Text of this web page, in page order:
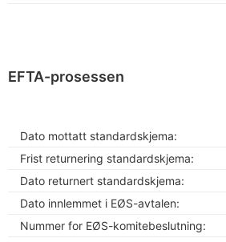
EFTA-prosessen
Dato mottatt standardskjema:
Frist returnering standardskjema:
Dato returnert standardskjema:
Dato innlemmet i EØS-avtalen:
Nummer for EØS-komitebeslutning: